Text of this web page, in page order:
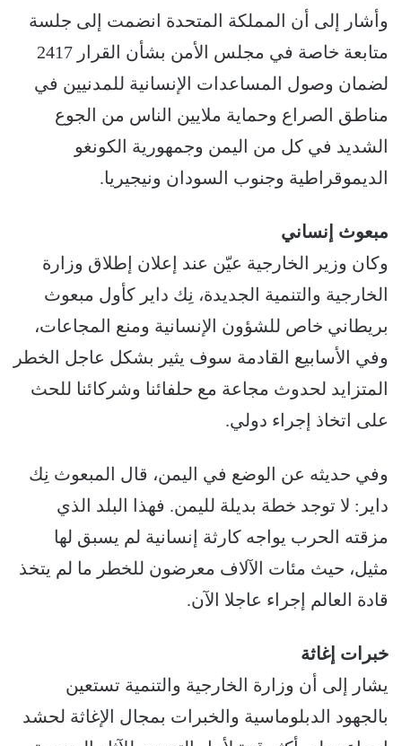
وأشار إلى أن المملكة المتحدة انضمت إلى جلسة
متابعة خاصة في مجلس الأمن بشأن القرار 2417
لضمان وصول المساعدات الإنسانية للمدنيين في
مناطق الصراع وحماية ملايين الناس من الجوع
الشديد في كل من اليمن وجمهورية الكونغو
الديموقراطية وجنوب السودان ونيجيريا.
مبعوث إنساني
وكان وزير الخارجية عيّن عند إعلان إطلاق وزارة
الخارجية والتنمية الجديدة، نِك داير كأول مبعوث
بريطاني خاص للشؤون الإنسانية ومنع المجاعات،
وفي الأسابيع القادمة سوف يثير بشكل عاجل الخطر
المتزايد لحدوث مجاعة مع حلفائنا وشركائنا للحث
على اتخاذ إجراء دولي.
وفي حديثه عن الوضع في اليمن، قال المبعوث نِك
داير: لا توجد خطة بديلة لليمن. فهذا البلد الذي
مزقته الحرب يواجه كارثة إنسانية لم يسبق لها
مثيل، حيث مئات الآلاف معرضون للخطر ما لم يتخذ
قادة العالم إجراء عاجلا الآن.
خبرات إغاثة
يشار إلى أن وزارة الخارجية والتنمية تستعين
بالجهود الدبلوماسية والخبرات بمجال الإغاثة لحشد